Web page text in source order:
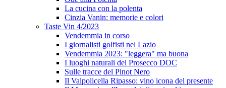
La cucina con la polenta
Cinzia Vanin: memorie e colori
Taste Vin 4/2023
Vendemmia in corso
I giornalisti golfisti nel Lazio
Vendemmia 2023: "leggera" ma buona
I luoghi naturali del Prosecco DOC
Sulle tracce del Pinot Nero
Il Valpolicella Ripasso: vino icona del presente